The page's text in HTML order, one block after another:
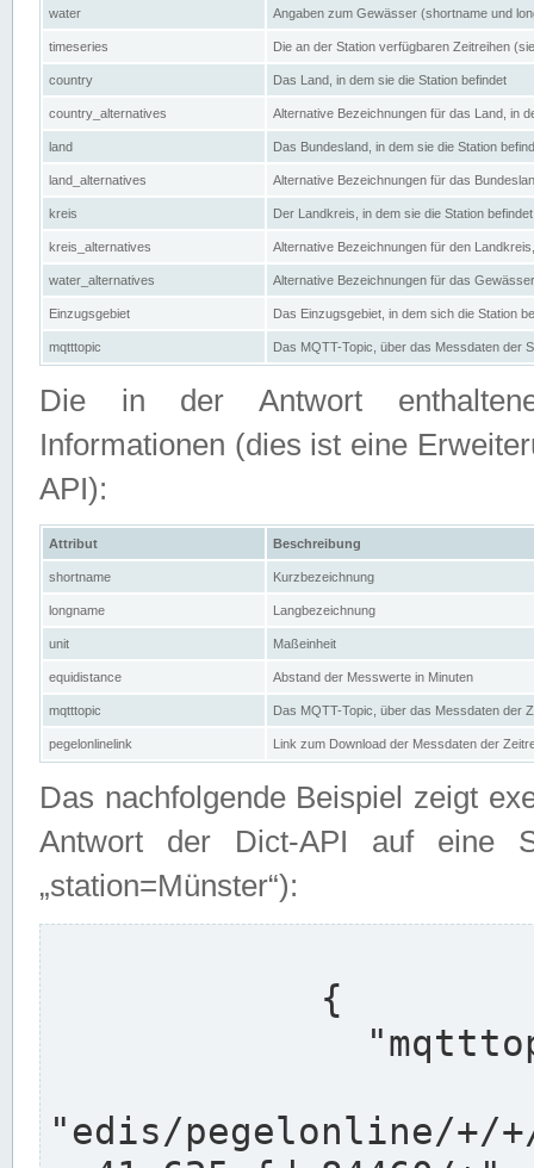
water Angaben zum Gewässer (shortname und
timeseries Die an der Station verfügbaren Zeitreihen
country Das Land, in dem sie die Station befindet
country_alternatives Alternative Bezeichnungen für das Land, in
land Das Bundesland, in dem sie die Station
land_alternatives Alternative Bezeichnungen für das
kreis Der Landkreis, in dem sie die Station befindet
kreis_alternatives Alternative Bezeichnungen für den
water_alternatives Alternative Bezeichnungen für das
Einzugsgebiet Das Einzugsgebiet, in dem sich die Station
mqtttopic Das MQTT-Topic, über das Messdaten der
Die in der Antwort
Informationen (dies ist eine
API):
Attribut Beschreibung
shortname Kurzbezeichnung
longname Langbezeichnung
unit Maßeinheit
equidistance Abstand der Messwerte in Minuten
mqtttopic Das MQTT-Topic, über das Messdaten der
pegelonlinelink Link zum Download der Messdaten der
Das nachfolgende Beispiel zeigt
Antwort der Dict-API auf eine
„station=Münster“):
"edis/pegelonline/+/